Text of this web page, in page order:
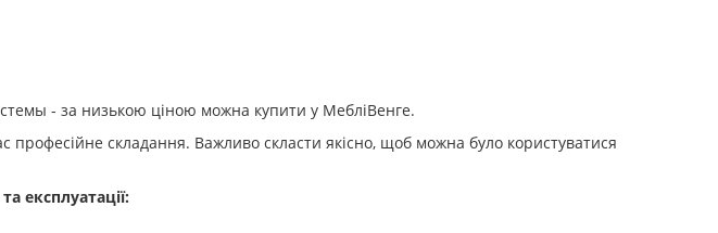
- за низькою ціною можна купити у МебліВенге.
складання. Важливо скласти якісно, щоб можна було користуватися
експлуатації: